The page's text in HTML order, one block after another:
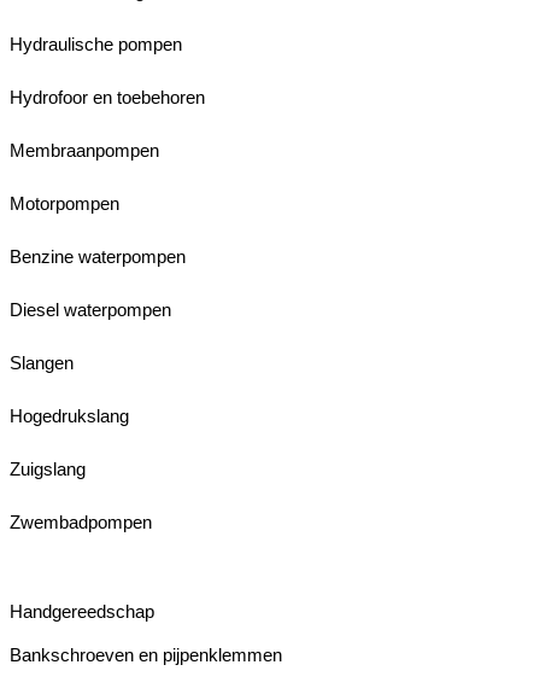
Hydraulische pompen
Hydrofoor en toebehoren
Membraanpompen
Motorpompen
Benzine waterpompen
Diesel waterpompen
Slangen
Hogedrukslang
Zuigslang
Zwembadpompen
Handgereedschap
Bankschroeven en pijpenklemmen